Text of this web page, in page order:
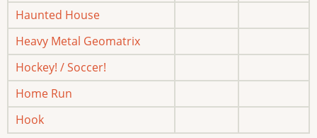
Haunted House
Heavy Metal Geomatrix
Hockey! / Soccer!
Home Run
Hook